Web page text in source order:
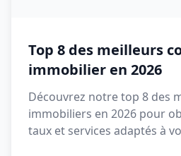
Top 8 des meilleurs
immobilier en 2026
Découvrez notre top 8 des
immobiliers en 2026 pour
taux et services adaptés à